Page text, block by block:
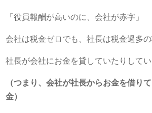
「役員報酬が高いのに、会社が赤字」
会社は税金ゼロでも、社長は税金過多の
社長が会社にお金を貸していたりしてい
（つまり、会社が社長からお金を借り
金）